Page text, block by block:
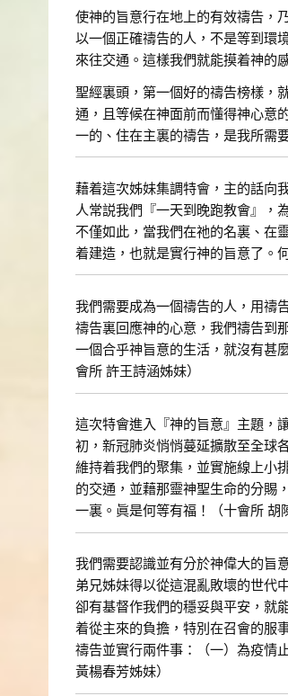
使神的旨意行在地上的有效禱告，
以一個正確禱告的人，不是等到環
來往交通。這樣我們就能摸着神的
聖經裏頭，第一個好的禱告榜樣，
通，且等候在神面前而懂得神心意
一的、住在主裏的禱告，是我所需
藉着這次姊妹集調特會，主的話向
人常説我們『一天到晚跑教會』，
不僅如此，當我們在祂的名裏、在
着建造，也就是實行神的旨意了。
我們需要成為一個禱告的人，用禱
禱告裏回應神的心意，我們禱告到
一個合乎神旨意的生活，就沒有甚
會所 許王詩涵姊妹）
這次特會進入『神的旨意』主題，
初，新冠肺炎悄悄蔓延擴散至全球
維持着我們的聚集，並實施線上小
的交通，並藉那靈神聖生命的分賜
一裏。眞是何等有福！（十會所 胡
我們需要認識並有分於神偉大的旨
弟兄姊妹得以從這混亂敗壞的世代
卻有基督作我們的穩妥與平安，就
着從主來的負擔，特別在召會的服
禱告並實行兩件事：（一）為疫情
黃楊春芳姊妹）